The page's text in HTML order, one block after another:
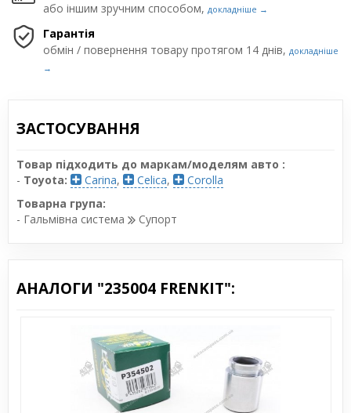
або іншим зручним способом, докладніше →
Гарантія
обмін / повернення товару протягом 14 днів, докладніше
→
ЗАСТОСУВАННЯ
Товар підходить до маркам/моделям авто :
- Toyota: Carina, Celica,
Corolla
Товарна група:
- Гальмівна система
Супорт
АНАЛОГИ "235004 FRENKIT":